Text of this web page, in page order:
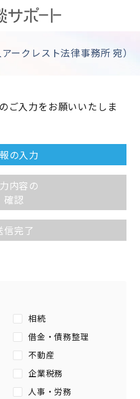
ークレスト法律事務所 宛）
ご入力をお願いいたしま
の入力
内容の
確認
信完了
相続
借金・債務整理
不動産
企業税務
人事・労務